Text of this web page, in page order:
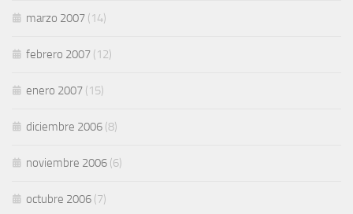
marzo 2007 (14)
febrero 2007 (12)
enero 2007 (15)
diciembre 2006 (8)
noviembre 2006 (6)
octubre 2006 (7)